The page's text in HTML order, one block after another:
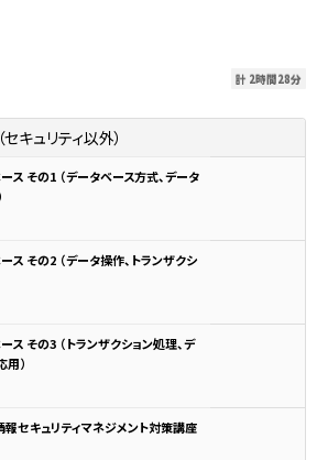
計 2時間28分
キュリティ以外）
ス その1 （データベース方式、データ
ス その2 （データ操作、トランザクシ
ス その3 （トランザクション処理、デ
用）
セキュリティマネジメント対策講座